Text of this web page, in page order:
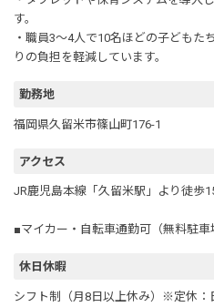
す。
・職員3～4人で10名ほどの子どもた
りの負担を軽減しています。
勤務地
福岡県久留米市篠山町176-1
アクセス
JR鹿児島本線「久留米駅」より徒歩
■マイカー・自転車通勤可（無料駐車
休日休暇
シフト制（月8日以上休み）※定休：